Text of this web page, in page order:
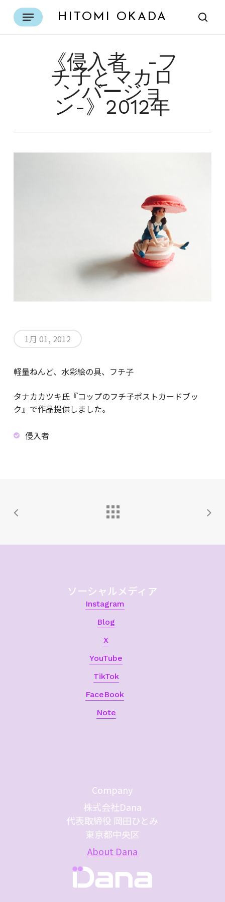
HITOMI OKADA
Menu
《侵入者 -フ
チ子とマカロ
ンバージョ
ン-》2012年
1月 01, 2012
軽量ねんど、水彩絵の具、フチ子
タナカカツキ氏『コップのフチ子ポストカードブッ
ク』で作品提供しました。
侵入者
ソーシャルメディア
Instagram
Blog
X
YouTube
TikTok
FaceBook
Note
Company
株式会社Dana
代表取締役 岡田ひとみ
東京都中央区
About Dana